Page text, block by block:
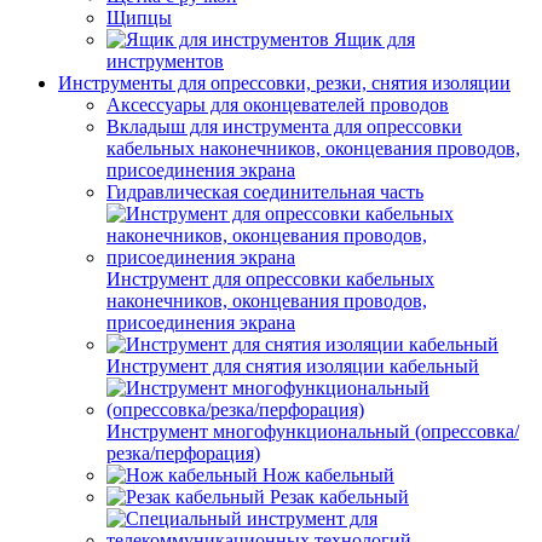
Щипцы
Ящик для
инструментов
Инструменты для опрессовки, резки, снятия изоляции
Аксессуары для оконцевателей проводов
Вкладыш для инструмента для опрессовки
кабельных наконечников, оконцевания проводов,
присоединения экрана
Гидравлическая соединительная часть
Инструмент для опрессовки кабельных
наконечников, оконцевания проводов,
присоединения экрана
Инструмент для снятия изоляции кабельный
Инструмент многофункциональный (опрессовка/
резка/перфорация)
Нож кабельный
Резак кабельный